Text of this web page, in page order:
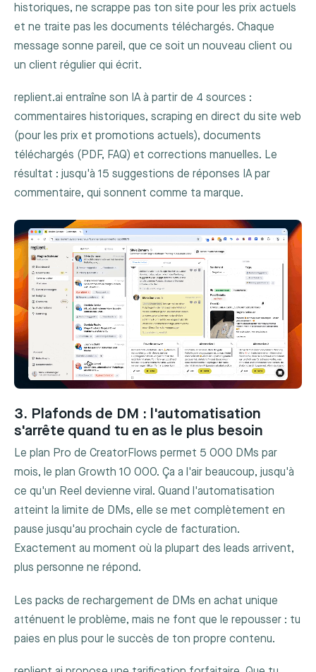
historiques, ne scrappe pas ton site pour les prix actuels
et ne traite pas les documents téléchargés. Chaque
message sonne pareil, que ce soit un nouveau client ou
un client régulier qui écrit.
replient.ai entraîne son IA à partir de 4 sources :
commentaires historiques, scraping en direct du site web
(pour les prix et promotions actuels), documents
téléchargés (PDF, FAQ) et corrections manuelles. Le
résultat : jusqu'à 15 suggestions de réponses IA par
commentaire, qui sonnent comme ta marque.
3. Plafonds de DM : l'automatisation
s'arrête quand tu en as le plus besoin
Le plan Pro de CreatorFlows permet 5 000 DMs par
mois, le plan Growth 10 000. Ça a l'air beaucoup, jusqu'à
ce qu'un Reel devienne viral. Quand l'automatisation
atteint la limite de DMs, elle se met complètement en
pause jusqu'au prochain cycle de facturation.
Exactement au moment où la plupart des leads arrivent,
plus personne ne répond.
Les packs de rechargement de DMs en achat unique
atténuent le problème, mais ne font que le repousser : tu
paies en plus pour le succès de ton propre contenu.